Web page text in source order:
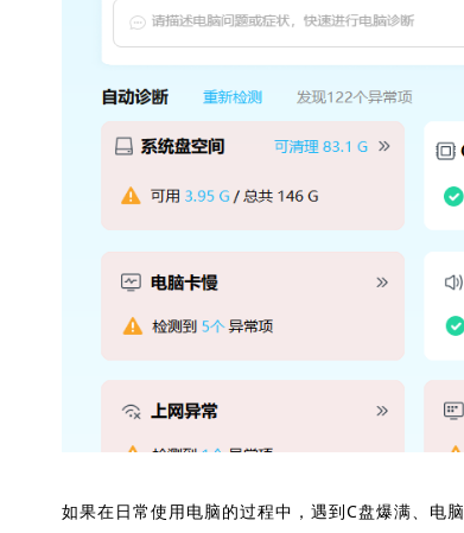
如果在日常使用电脑的过程中，遇到C盘爆满、电脑